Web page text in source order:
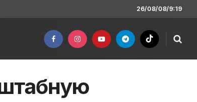
26/08/08/9:19